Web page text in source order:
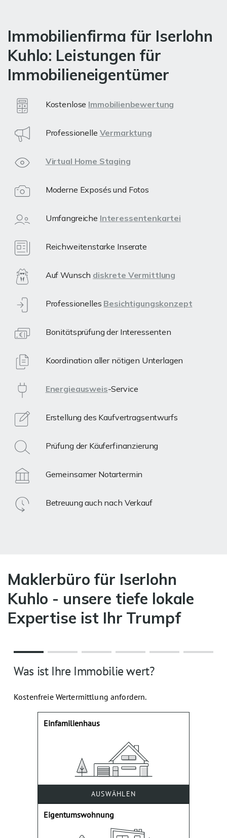
Immobilienfirma für Iserlohn
Kuhlo: Leistungen für
Immobilieneigentümer
Kostenlose Immobilienbewertung
Professionelle Vermarktung
Virtual Home Staging
Moderne Exposés und Fotos
Umfangreiche Interessentenkartei
Reichweitenstarke Inserate
Auf Wunsch diskrete Vermittlung
Professionelles Besichtigungskonzept
Bonitätsprüfung der Interessenten
Koordination aller nötigen Unterlagen
Energieausweis-Service
Erstellung des Kaufvertragsentwurfs
Prüfung der Käuferfinanzierung
Gemeinsamer Notartermin
Betreuung auch nach Verkauf
Maklerbüro für Iserlohn
Kuhlo - unsere tiefe lokale
Expertise ist Ihr Trumpf